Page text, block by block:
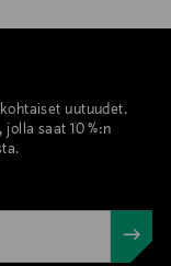
uutuudet.
saat 10 %:n